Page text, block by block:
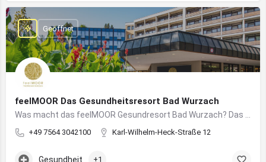
feelMOOR Das Gesundheitsresort Bad Wurzach
+49 7564 3042100 Karl-Wilhelm-Heck-Straße 12
Geöffnet
Gesundheit +1